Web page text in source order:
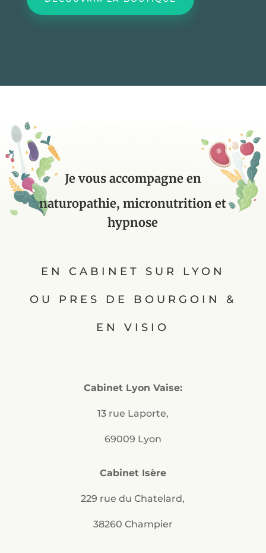
Je vous accompagne en
naturopathie, micronutrition et
hypnose
EN CABINET SUR LYON
OU PRES DE BOURGOIN &
EN VISIO
Cabinet Lyon Vaise:
13 rue Laporte,
69009 Lyon
Cabinet Isère
229 rue du Chatelard,
38260 Champier